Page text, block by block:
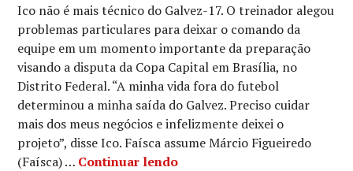
Ico não é mais técnico do Galvez-17. O treinador alegou
problemas particulares para deixar o comando da
equipe em um momento importante da preparação
visando a disputa da Copa Capital em Brasília, no
Distrito Federal. “A minha vida fora do futebol
determinou a minha saída do Galvez. Preciso cuidar
mais dos meus negócios e infelizmente deixei o
projeto”, disse Ico. Faísca assume Márcio Figueiredo
(Faísca) … Continuar lendo